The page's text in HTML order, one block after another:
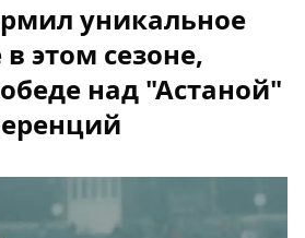
уникальное
этом сезоне,
над "Астаной"